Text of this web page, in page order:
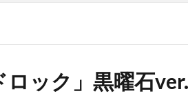
ック」黒曜石